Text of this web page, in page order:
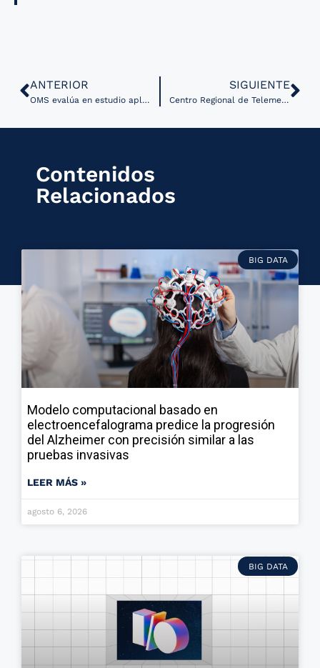
ANTERIOR
OMS evalúa en estudio aplicación móvil que mide presión arteria
SIGUIENTE
Centro Regional de Telemedicina continúa su expansión en Chile
Contenidos
Relacionados
BIG DATA
Modelo computacional basado en
electroencefalograma predice la progresión
del Alzheimer con precisión similar a las
pruebas invasivas
LEER MÁS »
agosto 6, 2026
BIG DATA